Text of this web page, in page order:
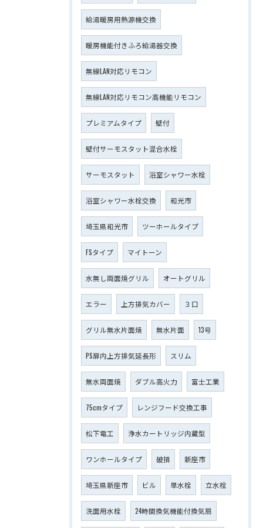
給湯暖房用熱源機交換
暖房機能付きふろ給湯器交換
無線LAN対応リモコン
無線LAN対応リモコン高機能リモコン
プレミアムタイプ 壁付
壁付サーモスタット混合水栓
サーモスタット 浴室シャワー水栓
浴室シャワー水栓交換 和光市
埼玉県和光市 ツーホールタイプ
FSタイプ マイトーン
水無し両面焼グリル オートグリル
エラー 上方排気カバー ３口
グリル無水片面焼 無水片面 13号
PS扉内上方排気延長形 スリム
無水両面焼 ダブル高火力 富士工業
75cmタイプ レンジフード交換工事
松下電工 浄水カートリッジ内蔵型
ワンホールタイプ 破損 新座市
埼玉県新座市 ビル 単水栓 立水栓
洗面用水栓 24時間換気機能付換気扇